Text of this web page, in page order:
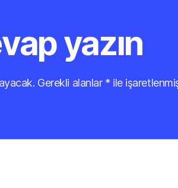
yazın
Gerekli alanlar *ile